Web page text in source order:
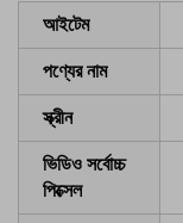
আইটেম
পণ্যের নাম
স্ক্রীন
ভিডিও সর্বোচ্চ
পিক্সেল